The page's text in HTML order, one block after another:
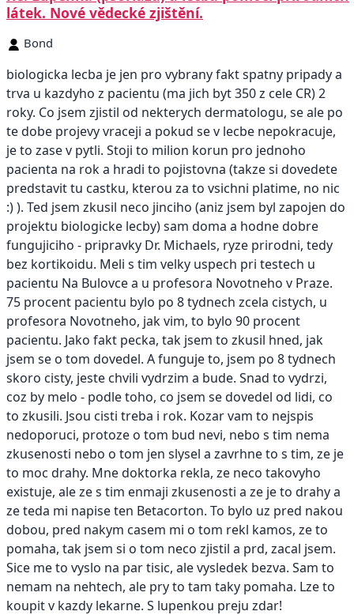
látek. Nové vědecké zjištění.
Bond
biologicka lecba je jen pro vybrany fakt spatny pripady a
trva u kazdyho z pacientu (ma jich byt 350 z cele CR) 2
roky. Co jsem zjistil od nekterych dermatologu, se ale po
te dobe projevy vraceji a pokud se v lecbe nepokracuje,
je to zase v pytli. Stoji to milion korun pro jednoho
pacienta na rok a hradi to pojistovna (takze si dovedete
predstavit tu castku, kterou za to vsichni platime, no nic
:) ). Ted jsem zkusil neco jinciho (aniz jsem byl zapojen do
projektu biologicke lecby) sam doma a hodne dobre
fungujiciho - pripravky Dr. Michaels, ryze prirodni, tedy
bez kortikoidu. Meli s tim velky uspech pri testech u
pacientu Na Bulovce a u profesora Novotneho v Praze.
75 procent pacientu bylo po 8 tydnech zcela cistych, u
profesora Novotneho, jak vim, to bylo 90 procent
pacientu. Jako fakt pecka, tak jsem to zkusil hned, jak
jsem se o tom dovedel. A funguje to, jsem po 8 tydnech
skoro cisty, jeste chvili vydrzim a bude. Snad to vydrzi,
coz by melo - podle toho, co jsem se dovedel od lidi, co
to zkusili. Jsou cisti treba i rok. Kozar vam to nejspis
nedoporuci, protoze o tom bud nevi, nebo s tim nema
zkusenosti nebo o tom jen slysel a zavrhne to s tim, ze je
to moc drahy. Mne doktorka rekla, ze neco takovyho
existuje, ale ze s tim enmaji zkusenosti a ze je to drahy a
ze teda mi napise ten Betacorton. To bylo uz pred nakou
dobou, pred nakym casem mi o tom rekl kamos, ze to
pomaha, tak jsem si o tom neco zjistil a prd, zacal jsem.
Sice me to vyslo na par tisic, ale vysledek bezva. Sam to
nemam na nehtech, ale pry to tam taky pomaha. Lze to
koupit v kazdy lekarne. S lupenkou preju zdar!